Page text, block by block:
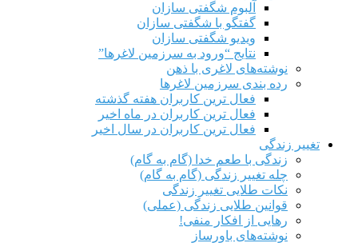
آلبوم شگفتی سازان
گفتگو با شگفتی سازان
ویدیو شگفتی سازان
نتایج “ورود به سرزمین لاغرها”
نوشته‌های لاغری با ذهن
رده بندی سرزمین لاغرها
فعال ترین کاربران هفته گذشته
فعال ترین کاربران در ماه اخیر
فعال ترین کاربران در سال اخیر
تغییر زندگی
زندگی با طعم خدا (گام به گام)
چله تغییر زندگی (گام به گام)
نکات طلایی تغییر زندگی
قوانین طلایی زندگی (عملی)
رهایی از افکار منفی!
نوشته‌های باورساز